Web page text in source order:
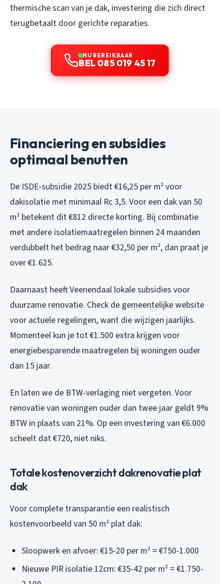
thermische scan van je dak, investering die zich direct
terugbetaalt door gerichte reparaties.
NU BEREIKBAAR
BEL 085 019 45 17
Financiering en subsidies
optimaal benutten
De ISDE-subsidie 2025 biedt €16,25 per m² voor
dakisolatie met minimaal Rc 3,5. Voor een dak van 50
m² betekent dit €812 directe korting. Bij combinatie
met andere isolatiemaatregelen binnen 24 maanden
verdubbelt het bedrag naar €32,50 per m², dan praat je
over €1.625.
Daarnaast heeft Veenendaal lokale subsidies voor
duurzame renovatie. Check de gemeentelijke website
voor actuele regelingen, want die wijzigen jaarlijks.
Momenteel kun je tot €1.500 extra krijgen voor
energiebesparende maatregelen bij woningen ouder
dan 15 jaar.
En laten we de BTW-verlaging niet vergeten. Voor
renovatie van woningen ouder dan twee jaar geldt 9%
BTW in plaats van 21%. Op een investering van €6.000
scheelt dat €720, niet niks.
Totale kostenoverzicht dakrenovatie plat
dak
Voor complete transparantie een realistisch
kostenvoorbeeld van 50 m² plat dak:
Sloopwerk en afvoer: €15-20 per m² = €750-1.000
Nieuwe PIR isolatie 12cm: €35-42 per m² = €1.750-